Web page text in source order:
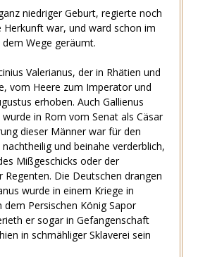
niedriger Geburt, regierte noch
Herkunft war, und ward schon im
Wege geräumt.
Valerianus, der in Rhätien und
vom Heere zum Imperator und
erhoben. Auch Gallienus
in Rom vom Senat als Cäsar
dieser Männer war für den
und beinahe verderblich,
Mißgeschicks oder der
Regenten. Die Deutschen drangen
wurde in einem Kriege in
Persischen König Sapor
er sogar in Gefangenschaft
in schmähliger Sklaverei sein